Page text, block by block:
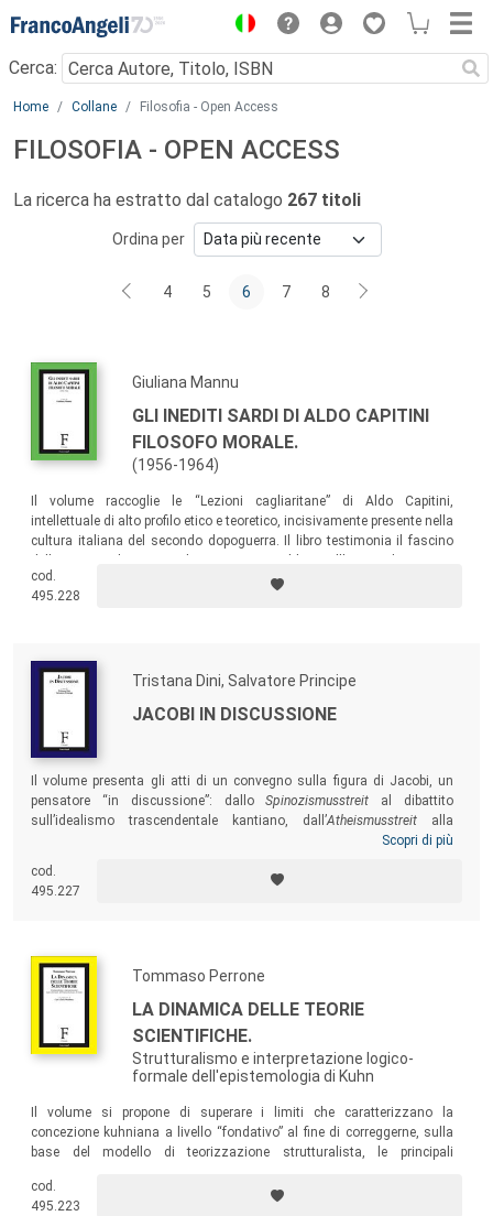
Menu
Cerca:
Main content
Home Collane Filosofia - Open Access
FILOSOFIA - OPEN ACCESS
La ricerca ha estratto dal catalogo 267 titoli
Ordina per
4 5 6 7 8
Giuliana Mannu
GLI INEDITI SARDI DI ALDO CAPITINI
FILOSOFO MORALE.
(1956-1964)
Il volume raccoglie le “Lezioni cagliaritane” di Aldo Capitini,
intellettuale di alto profilo etico e teoretico, incisivamente presente nella
cultura italiana del secondo dopoguerra. Il libro testimonia il fascino
la fede negli ideali di democrazia, laicità, religiosità, che sono il fulcro
del suo appassionato insegnamento.
cod.
495.228
Tristana Dini, Salvatore Principe
JACOBI IN DISCUSSIONE
Il volume presenta gli atti di un convegno sulla figura di Jacobi, un
pensatore “in discussione”: dalloSpinozismusstreit al dibattito
sull’idealismo trascendentale kantiano, dall’Atheismusstreit alla
disputa sulla filosofia della natura e dell’identità di Schelling, le
Settecento e inizio Ottocento vedono Jacobi protagonista di un
intenso confronto con i contemporanei…
Scopri di più
cod.
495.227
Tommaso Perrone
LA DINAMICA DELLE TEORIE
SCIENTIFICHE.
Strutturalismo e interpretazione logico-
formale dell'epistemologia di Kuhn
Il volume si propone di superare i limiti che caratterizzano la
concezione kuhniana a livello “fondativo” al fine di correggerne, sulla
base del modello di teorizzazione strutturalista, le principali
ingiustamente subite.
cod.
495.223